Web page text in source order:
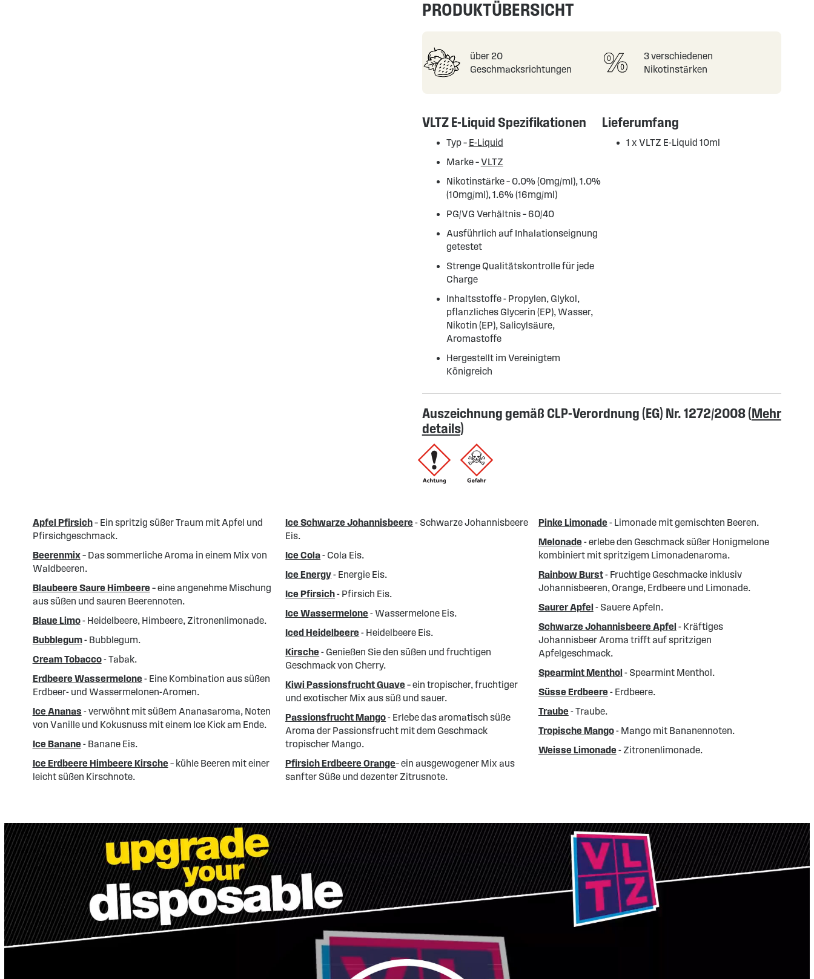
PRODUKTÜBERSICHT
über 20
Geschmacksrichtungen
3 verschiedenen
Nikotinstärken
VLTZ E-Liquid Spezifikationen
Typ – E-Liquid
Marke –VLTZ
Nikotinstärke – 0.0% (0mg/ml), 1.0%
(10mg/ml), 1.6% (16mg/ml)
PG/VG Verhältnis – 60/40
Ausführlich auf Inhalationseignung
getestet
Strenge Qualitätskontrolle für jede
Charge
Inhaltsstoffe - Propylen, Glykol,
pflanzliches Glycerin (EP), Wasser,
Nikotin (EP), Salicylsäure,
Aromastoffe
Hergestellt im Vereinigtem
Königreich
Lieferumfang
1 x VLTZ E-Liquid 10ml
Auszeichnung gemäß CLP-Verordnung (EG) Nr. 1272/2008 (Mehr
details)
Apfel Pfirsich – Ein spritzig süßer Traum mit Apfel und
Pfirsichgeschmack.
Beerenmix– Das sommerliche Aroma in einem Mix von
Waldbeeren.
Blaubeere Saure Himbeere– eine angenehme Mischung
aus süßen und sauren Beerennoten.
Blaue Limo- Heidelbeere, Himbeere, Zitronenlimonade.
Bubblegum- Bubblegum.
Cream Tobacco- Tabak.
Erdbeere Wassermelone- Eine Kombination aus süßen
Erdbeer- und Wassermelonen-Aromen.
Ice Ananas - verwöhnt mit süßem Ananasaroma, Noten
von Vanille und Kokusnuss mit einem Ice Kick am Ende.
Ice Banane- Banane Eis.
Ice Erdbeere Himbeere Kirsche– kühle Beeren mit einer
leicht süßen Kirschnote.
Ice Schwarze Johannisbeere- Schwarze Johannisbeere
Eis.
Ice Cola- Cola Eis.
Ice Energy- Energie Eis.
Ice Pfirsich- Pfirsich Eis.
Ice Wassermelone- Wassermelone Eis.
Iced Heidelbeere- Heidelbeere Eis.
Kirsche- Genießen Sie den süßen und fruchtigen
Geschmack von Cherry.
Kiwi Passionsfrucht Guave– ein tropischer, fruchtiger
und exotischer Mix aus süß und sauer.
Passionsfrucht Mango- Erlebe das aromatisch süße
Aroma der Passionsfrucht mit dem Geschmack
tropischer Mango.
Pfirsich Erdbeere Orange– ein ausgewogener Mix aus
sanfter Süße und dezenter Zitrusnote.
Pinke Limonade- Limonade mit gemischten Beeren.
Melonade- erlebe den Geschmack süßer Honigmelone
kombiniert mit spritzigem Limonadenaroma.
Rainbow Burst- Fruchtige Geschmacke inklusiv
Johannisbeeren, Orange, Erdbeere und Limonade.
Saurer Apfel - Sauere Apfeln.
Schwarze Johannisbeere Apfel - Kräftiges
Johannisbeer Aroma trifft auf spritzigen
Apfelgeschmack.
Spearmint Menthol - Spearmint Menthol.
Süsse Erdbeere- Erdbeere.
Traube- Traube.
Tropische Mango- Mango mit Bananennoten.
Weisse Limonade- Zitronenlimonade.